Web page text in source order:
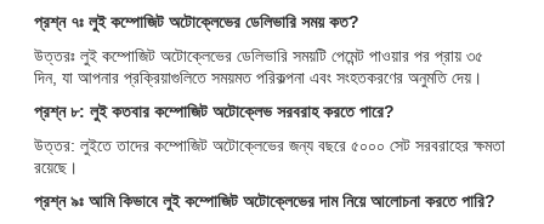
প্রশ্ন ৭ঃ লুই কম্পোজিট অটোক্লেভের ডেলিভারি সময় কত?
উত্তরঃ লুই কম্পোজিট অটোক্লেভের ডেলিভারি সময়টি পেমেন্ট পাওয়ার পর প্রায় ৩৫
দিন, যা আপনার প্রক্রিয়াগুলিতে সময়মত পরিকল্পনা এবং সংহতকরণের অনুমতি দেয়।
প্রশ্ন ৮: লুই কতবার কম্পোজিট অটোক্লেভ সরবরাহ করতে পারে?
উত্তর: লুইতে তাদের কম্পোজিট অটোক্লেভের জন্য বছরে ৫০০০ সেট সরবরাহের ক্ষমতা
রয়েছে।
প্রশ্ন ৯ঃ আমি কিভাবে লুই কম্পোজিট অটোক্লেভের দাম নিয়ে আলোচনা করতে পারি?